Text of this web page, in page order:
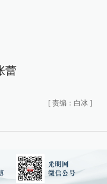
蕾
[ 责编：白冰 ]